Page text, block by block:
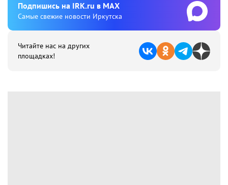
Подпишиcь на IRK.ru в MAX
Cамые свежие новости Иркутска
Читайте нас на других
площадках!